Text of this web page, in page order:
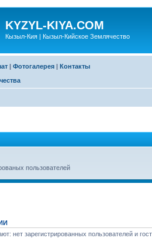
KYZYL-KIYA.COM
Кызыл-Кия | Кызыл-Кийское Землячество
| Фотогалерея | Контакты
пользователей
нет зарегистрированных пользователей и